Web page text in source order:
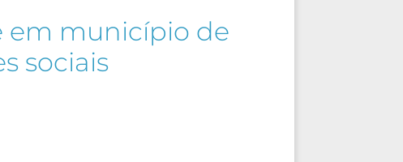
em município de
sociais